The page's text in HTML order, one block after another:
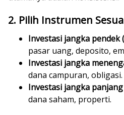
2. Pilih Instrumen
Investasi jangka pendek
pasar uang, deposito,
Investasi jangka
dana campuran, obligasi.
Investasi jangka
dana saham, properti.